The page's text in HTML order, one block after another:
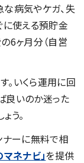
病気やケガ、失
に使える預貯金
6ヶ月分（自営
。いくら運用に回
良いのか迷った
う。
ナーに無料で相
ネナビ」を提供